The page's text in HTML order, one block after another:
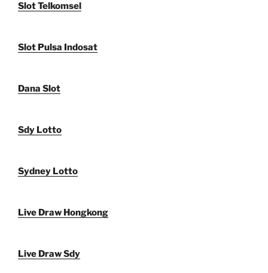
Slot Telkomsel
Slot Pulsa Indosat
Dana Slot
Sdy Lotto
Sydney Lotto
Live Draw Hongkong
Live Draw Sdy